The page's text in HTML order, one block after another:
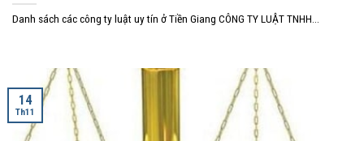
Danh sách các công ty luật uy tín ở Tiền Giang CÔNG TY LUẬT TNHH...
14
Th11